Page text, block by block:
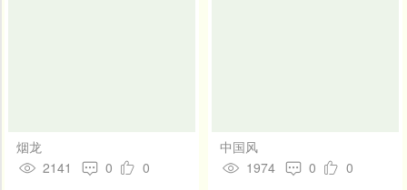
烟龙
2141
0 0
中国风
1974
0 0